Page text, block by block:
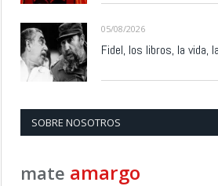
05/08/2026
Fidel, los libros, la vida,
SOBRE NOSOTROS
mate amargo